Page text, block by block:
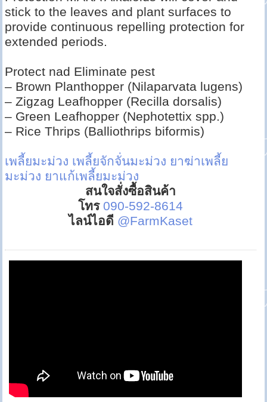
stick to the leaves and plant surfaces to
provide continuous repelling protection for
extended periods.
Protect nad Eliminate pest
– Brown Planthopper (Nilaparvata lugens)
– Zigzag Leafhopper (Recilla dorsalis)
– Green Leafhopper (Nephotettix spp.)
– Rice Thrips (Balliothrips biformis)
เพลี้ยมะม่วง เพลี้ยจักจั่นมะม่วง ยาฆ่าเพลี้ย
มะม่วง ยาแก้เพลี้ยมะม่วง
สนใจสั่งซื้อสินค้า
โทร 090-592-8614
ไลน์ไอดี @FarmKaset